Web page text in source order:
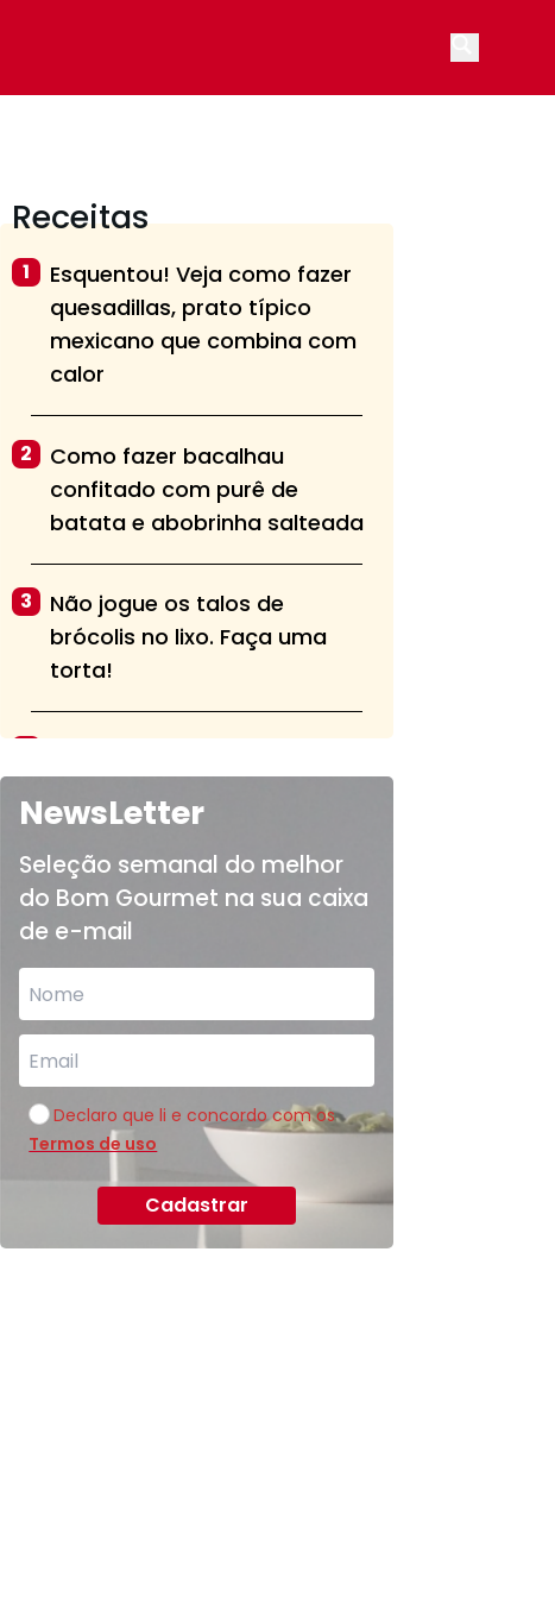
Receitas
1
Esquentou! Veja como fazer
quesadillas, prato típico
mexicano que combina com
calor
2
Como fazer bacalhau
confitado com purê de
batata e abobrinha salteada
3
Não jogue os talos de
brócolis no lixo. Faça uma
torta!
norma, tradicional do sul da
Itália
5
Bolo de chocolate fofinho e
sem cobertura é opção para
o lanche das crianças
NewsLetter
Seleção semanal do melhor
do Bom Gourmet na sua caixa
de e-mail
Declaro que li e concordo com os
Termos de uso
Cadastrar